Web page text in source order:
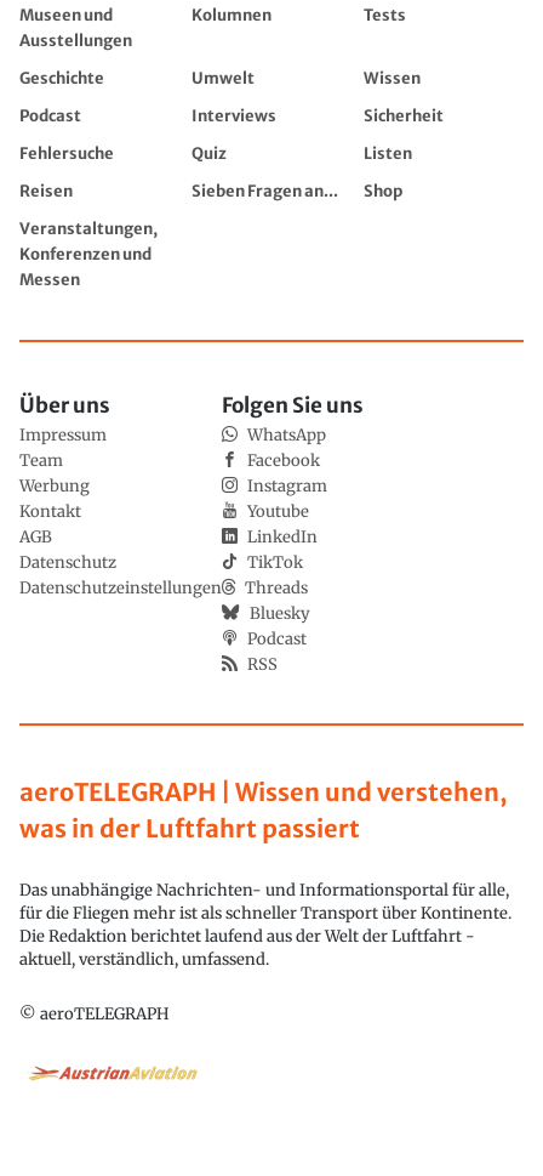
Museen und
Ausstellungen
Kolumnen Tests
Geschichte Umwelt
Wissen
Podcast
Interviews
Sicherheit
Fehlersuche
Quiz
Listen
Reisen
Sieben Fragen an...
Shop
Veranstaltungen,
Konferenzen und
Messen
aeroTELEGRAPH | Wissen und verstehen,
was in der Luftfahrt passiert
Das unabhängige Nachrichten- und Informationsportal für alle,
für die Fliegen mehr ist als schneller Transport über Kontinente.
Die Redaktion berichtet laufend aus der Welt der Luftfahrt -
aktuell, verständlich, umfassend.
© aeroTELEGRAPH
Über uns
Impressum
Team
Werbung
Kontakt
AGB
Datenschutz
Datenschutzeinstellungen
Folgen Sie uns
WhatsApp
Facebook
Instagram
Youtube
LinkedIn
TikTok
Threads
Bluesky
Podcast
RSS